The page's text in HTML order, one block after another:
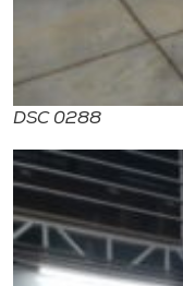
DSC 0288